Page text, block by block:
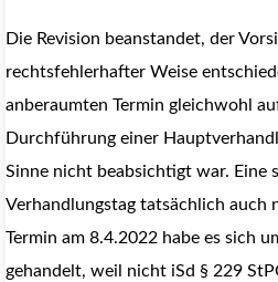
Die Revision beanstandet, der
rechtsfehlerhafter Weise
anberaumten Termin gleichwohl
Durchführung einer
Sinne nicht beabsichtigt war. Eine
Verhandlungstag tatsächlich auch
Termin am 8.4.2022 habe es sich
gehandelt, weil nicht iSd § 229